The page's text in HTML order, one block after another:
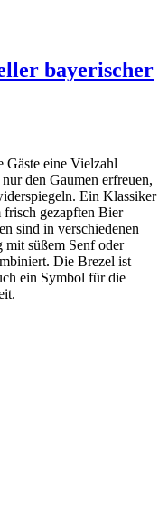
bayerischer
Gäste eine Vielzahl
den Gaumen erfreuen,
Ein Klassiker
frisch gezapften Bier
sind in verschiedenen
süßem Senf oder
Die Brezel ist
ein Symbol für die